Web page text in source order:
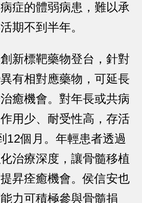
症的體弱病患，難以承
期不到半年。
新標靶藥物登台，針對
有相對應藥物，可延長
癒機會。對年長或共病
用少、耐受性高，存活
12個月。年輕患者透過
治療深度，讓骨髓移植
昇痊癒機會。侯信安也
力可積極參與骨髓捐